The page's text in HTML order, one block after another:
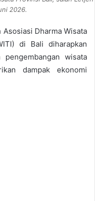
2026.
Asosiasi Dharma Wisata
di Bali diharapkan
wisata
dampak ekonomi